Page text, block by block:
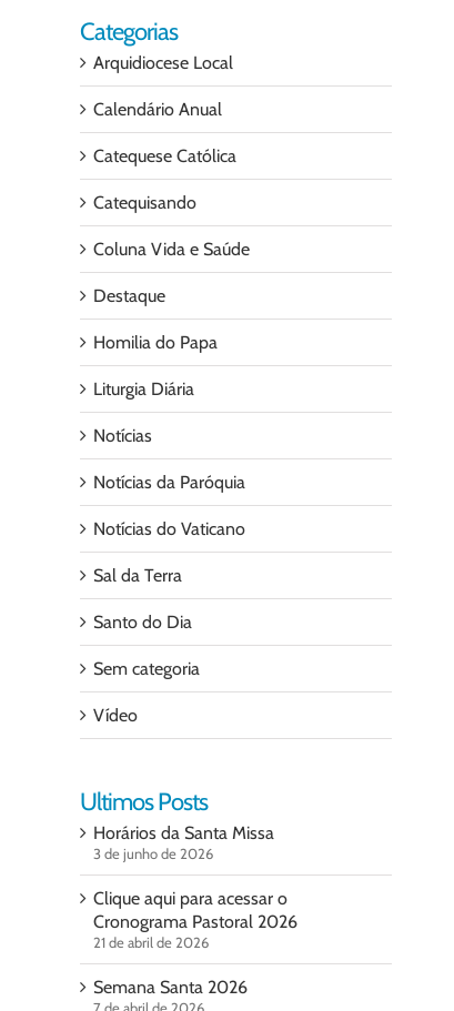
Categorias
Arquidiocese Local
Calendário Anual
Catequese Católica
Catequisando
Coluna Vida e Saúde
Destaque
Homilia do Papa
Liturgia Diária
Notícias
Notícias da Paróquia
Notícias do Vaticano
Sal da Terra
Santo do Dia
Sem categoria
Vídeo
Ultimos Posts
Horários da Santa Missa
3 de junho de 2026
Clique aqui para acessar o
Cronograma Pastoral 2026
21 de abril de 2026
Semana Santa 2026